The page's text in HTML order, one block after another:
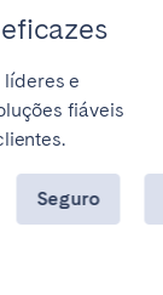
e
fiáveis